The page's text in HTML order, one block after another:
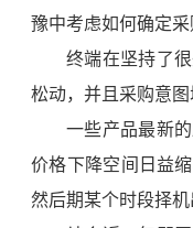
豫中考虑如何确定采
终端在坚持了
松动，并且采购意图
一些产品最新
价格下降空间日益
然后期某个时段择机